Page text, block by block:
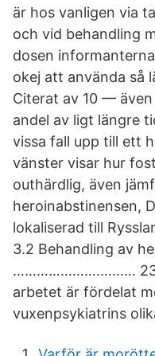
är hos vanligen via
och vid behandling
dosen
okej att använda så
Citerat av 10 —
andel av ligt längre
vissa fall upp till ett
vänster visar hur
outhärdlig, även
heroinabstinensen,
lokaliserad till
3.2 Behandling av
………………….……… 23
arbetet är fördelat
vuxenpsykiatrins